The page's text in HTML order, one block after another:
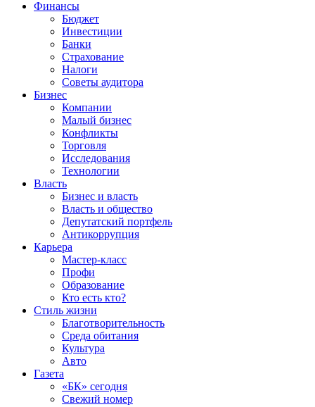
Финансы
Бюджет
Инвестиции
Банки
Страхование
Налоги
Советы аудитора
Бизнес
Компании
Малый бизнес
Конфликты
Торговля
Исследования
Технологии
Власть
Бизнес и власть
Власть и общество
Депутатский портфель
Антикоррупция
Карьера
Мастер-класс
Профи
Образование
Кто есть кто?
Стиль жизни
Благотворительность
Среда обитания
Культура
Авто
Газета
«БК» сегодня
Свежий номер